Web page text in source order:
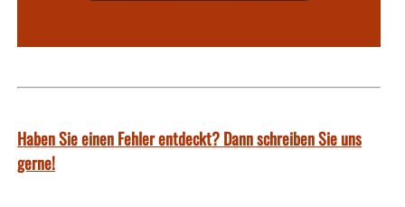
Haben Sie einen Fehler entdeckt? Dann schreiben Sie uns
gerne!